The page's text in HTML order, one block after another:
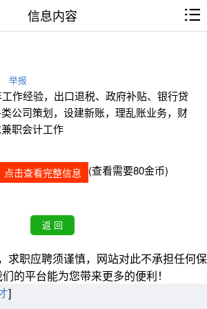
信息内容
举报
作经验，出口退税、政府补贴、银行贷
公司策划，设建新账，理乱账业务，财
职会计工作
点击查看完整信息 (查看需要80金币)
求职应聘须谨慎，网站对此不承担任何保
的平台能为您带来更多的便利！
]